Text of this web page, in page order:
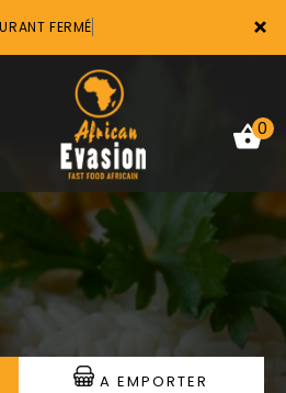
×
FERMÉ
0
A EMPORTER